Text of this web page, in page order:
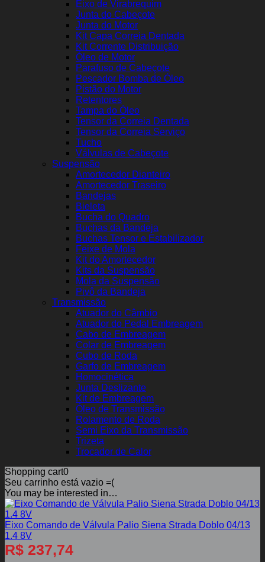
Eixo de Virabrequim
Junta do Cabeçote
Junta do Motor
Kit Capa Correia Dentada
Kit Corrente Distribuição
Óleo de Motor
Parafuso de Cabeçote
Pescador Bomba de Óleo
Pistão do Motor
Retentores
Tampa do Óleo
Tensor da Correia Dentada
Tensor da Correia Serviço
Tucho
Válvulas de Cabeçote
Suspensão
Amortecedor Dianteiro
Amortecedor Traseiro
Bandejas
Bieleta
Bucha do Quadro
Buchas da Bandeja
Buchas Tensor e Estabilizador
Feixe de Mola
Kit do Amortecedor
Kits da Suspensão
Mola da Suspensão
Pivô da Bandeja
Transmissão
Atuador do Câmbio
Atuador do Pedal Embreagem
Cabo de Embreagem
Colar de Embreagem
Cubo de Roda
Garfo de Embreagem
Homocinética
Junta Deslizante
Kit de Embreagem
Óleo de Transmissão
Rolamento de Roda
Semi Eixo da Transmissão
Trizeta
Trocador de Calor
Shopping cart0
Seu carrinho está vazio =(
You may be interested in…
Eixo Comando de Válvula Palio Siena Strada Doblo 04/13
1.4 8V
R$ 237,74